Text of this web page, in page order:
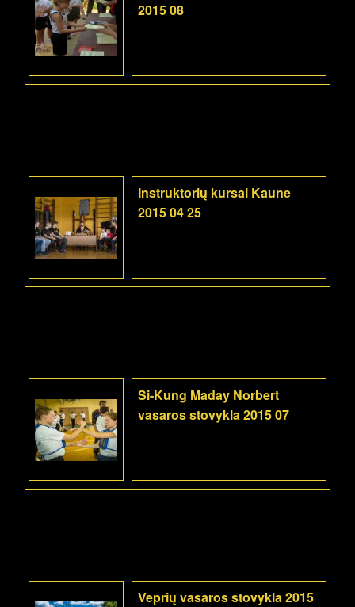
2015 08
Instruktorių kursai Kaune
2015 04 25
Si-Kung Maday Norbert
vasaros stovykla 2015 07
Veprių vasaros stovykla 2015